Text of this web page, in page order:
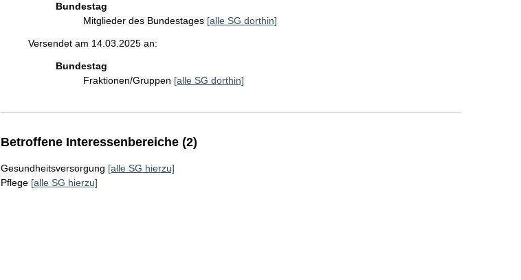
Bundestag
Mitglieder des Bundestages [alle SG dorthin]
Versendet am 14.03.2025 an:
Bundestag
Fraktionen/Gruppen [alle SG dorthin]
Betroffene Interessenbereiche (2)
Gesundheitsversorgung [alle SG hierzu]
Pflege [alle SG hierzu]